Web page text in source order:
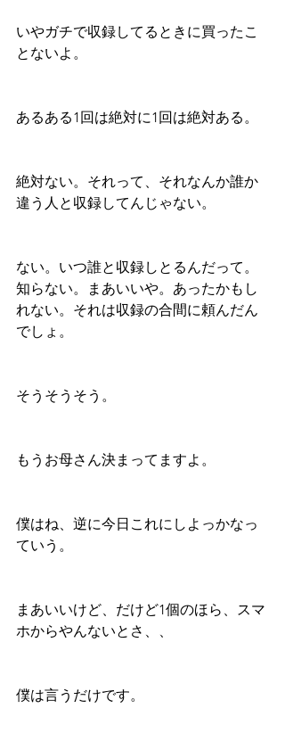
いやガチで収録してるときに買ったこ
とないよ。
あるある1回は絶対に1回は絶対ある。
絶対ない。それって、それなんか誰か
違う人と収録してんじゃない。
ない。いつ誰と収録しとるんだって。
知らない。まあいいや。あったかもし
れない。それは収録の合間に頼んだん
でしょ。
そうそうそう。
もうお母さん決まってますよ。
僕はね、逆に今日これにしよっかなっ
ていう。
まあいいけど、だけど1個のほら、スマ
ホからやんないとさ、、
僕は言うだけです。